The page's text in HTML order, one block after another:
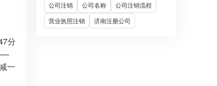
公司注销
公司名称
公司注销流程
营业执照注销
济南注册公司
分
一